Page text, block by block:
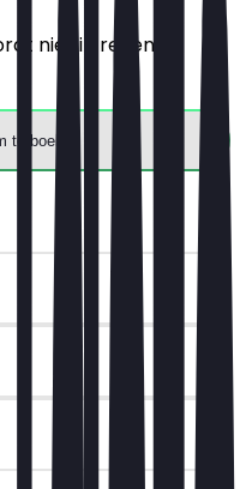
niet in rekening
te boeken